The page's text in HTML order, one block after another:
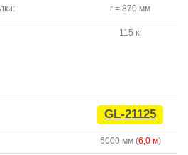
r = 870 мм
115 кг
GL-21125
6000 мм (6,0 м)